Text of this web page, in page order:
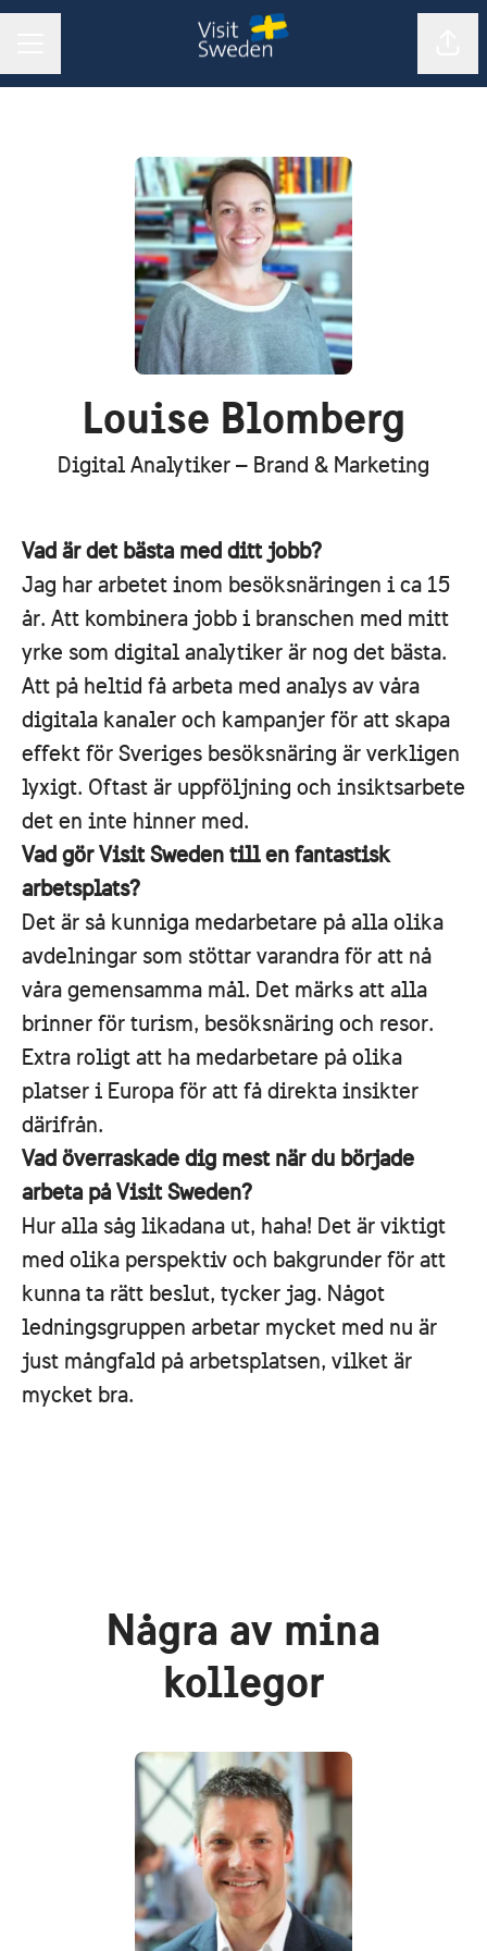
Louise Blomberg
Digital Analytiker – Brand & Marketing
Vad är det bästa med ditt jobb?
Jag har arbetet inom besöksnäringen i ca 15
år. Att kombinera jobb i branschen med mitt
yrke som digital analytiker är nog det bästa.
Att på heltid få arbeta med analys av våra
digitala kanaler och kampanjer för att skapa
effekt för Sveriges besöksnäring är verkligen
lyxigt. Oftast är uppföljning och insiktsarbete
det en inte hinner med.
Vad gör Visit Sweden till en fantastisk
arbetsplats?
Det är så kunniga medarbetare på alla olika
avdelningar som stöttar varandra för att nå
våra gemensamma mål. Det märks att alla
brinner för turism, besöksnäring och resor.
Extra roligt att ha medarbetare på olika
platser i Europa för att få direkta insikter
därifrån.
Vad överraskade dig mest när du började
arbeta på Visit Sweden?
Hur alla såg likadana ut, haha! Det är viktigt
med olika perspektiv och bakgrunder för att
kunna ta rätt beslut, tycker jag. Något
ledningsgruppen arbetar mycket med nu är
just mångfald på arbetsplatsen, vilket är
mycket bra.
Några av mina
kollegor